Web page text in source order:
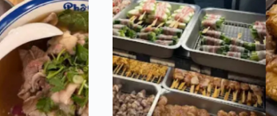
店
｜
輝
葉
良
品